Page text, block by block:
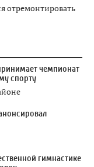
отремонтировать
чемпионат
спорту
гимнастике